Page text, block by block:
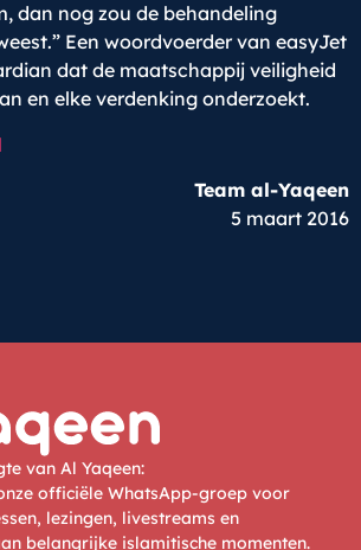
dan nog zou de behandeling
Een woordvoerder van easyJet
dat de maatschappij veiligheid
en elke verdenking onderzoekt.
Team al-Yaqeen
5 maart 2016
van Al Yaqeen:
officiële WhatsApp-groep voor
lezingen, livestreams en
belangrijke islamitische momenten.